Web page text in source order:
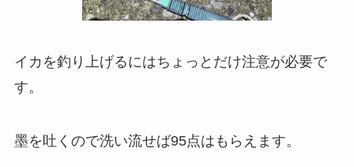
イカを釣り上げるにはちょっとだけ注意が必要で
す。
墨を吐くので洗い流せば95点はもらえます。